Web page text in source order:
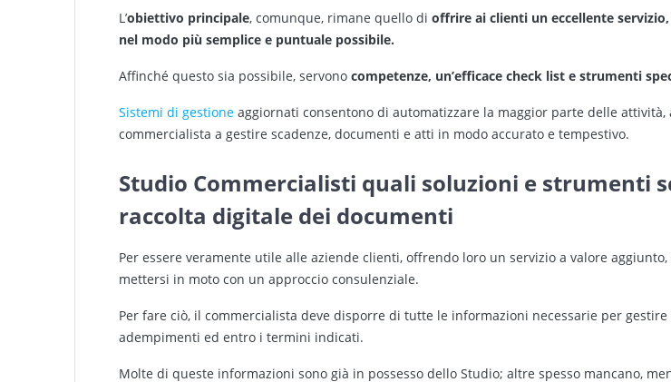
L’obiettivo principale, comunque, rimane quello dioffrire ai clienti un eccellente
nel modo più semplice e puntuale possibile.
Affinché questo sia possibile, servono competenze, un’efficace check list e strumenti
Sistemi di gestione aggiornati consentono di automatizzare la maggior parte delle attività,
commercialista a gestire scadenze, documenti e atti in modo accurato e tempestivo.
Studio Commercialisti quali soluzioni e strumenti
raccolta digitale dei documenti
Per essere veramente utile alle aziende clienti, offrendo loro un servizio a valore
mettersi in moto con un approccio consulenziale.
Per fare ciò, il commercialista deve disporre di tutte le informazioni necessarie per
adempimenti ed entro i termini indicati.
Molte di queste informazioni sono già in possesso dello Studio; altre spesso mancano,